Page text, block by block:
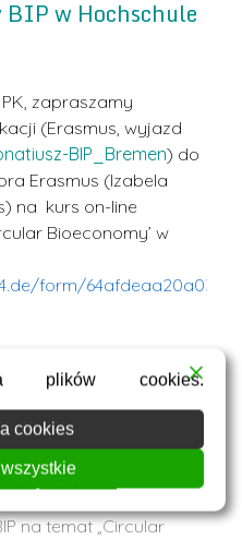
w Hochschule
zapraszamy
(Erasmus, wyjazd
BIP_Bremen) do
Erasmus (Izabela
na kurs on-line
Bioeconomy’ w
form/
Hochschule
zapraszamy
na temat „Circular
plików cookies.
cookies
Compliance Platform